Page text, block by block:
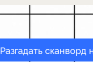
Разгадать